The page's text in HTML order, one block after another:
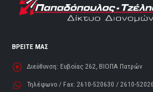
ΒΡΕΙΤΕ ΜΑΣ
Διεύθυνση: Ευβοίας 262, ΒΙΟΠΑ Πατρών
Τηλέφωνο / Fax: 2610-520630 / 2610-